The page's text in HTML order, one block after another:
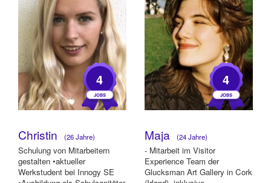
4
Christin (26 Jahre)
Schulung von Mitarbeitern
gestalten •aktueller
Werkstudent bei Innogy SE
4
Maja (24 Jahre)
- Mitarbeit im Visitor
Experience Team der
Glucksman Art Gallery in Cork